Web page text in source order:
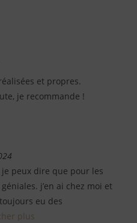
et propres.
je recommande !
peux dire que pour les
j’en ai chez moi et
eu des
plus